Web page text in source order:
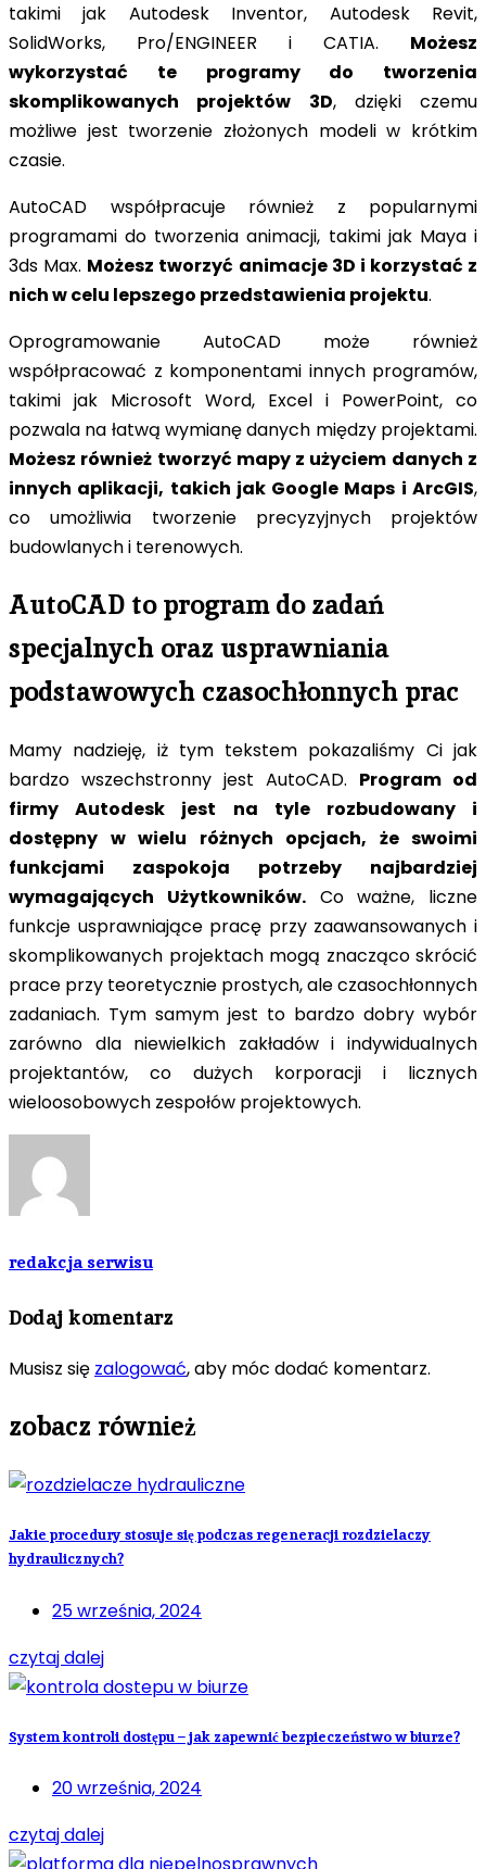
takimi jak Autodesk Inventor, Autodesk Revit,
SolidWorks, Pro/ENGINEER i CATIA. Możesz
wykorzystać te programy do tworzenia
skomplikowanych projektów 3D, dzięki czemu
możliwe jest tworzenie złożonych modeli w krótkim
czasie.
AutoCAD współpracuje również z popularnymi
programami do tworzenia animacji, takimi jak Maya i
3ds Max. Możesz tworzyć animacje 3D i korzystać z
nich w celu lepszego przedstawienia projektu.
Oprogramowanie AutoCAD może również
współpracować z komponentami innych programów,
takimi jak Microsoft Word, Excel i PowerPoint, co
pozwala na łatwą wymianę danych między projektami.
Możesz również tworzyć mapy z użyciem danych z
innych aplikacji, takich jak Google Maps i ArcGIS,
co umożliwia tworzenie precyzyjnych projektów
budowlanych i terenowych.
AutoCAD to program do zadań
specjalnych oraz usprawniania
podstawowych czasochłonnych prac
Mamy nadzieję, iż tym tekstem pokazaliśmy Ci jak
bardzo wszechstronny jest AutoCAD. Program od
firmy Autodesk jest na tyle rozbudowany i
dostępny w wielu różnych opcjach, że swoimi
funkcjami zaspokoja potrzeby najbardziej
wymagających Użytkowników.Co ważne, liczne
funkcje usprawniające pracę przy zaawansowanych i
skomplikowanych projektach mogą znacząco skrócić
prace przy teoretycznie prostych, ale czasochłonnych
zadaniach. Tym samym jest to bardzo dobry wybór
zarówno dla niewielkich zakładów i indywidualnych
projektantów, co dużych korporacji i licznych
wieloosobowych zespołów projektowych.
redakcja serwisu
Dodaj komentarz
Musisz się zalogować, aby móc dodać komentarz.
zobacz również
Jakie procedury stosuje się podczas regeneracji rozdzielaczy
hydraulicznych?
25 września, 2024
czytaj dalej
System kontroli dostępu – jak zapewnić bezpieczeństwo w biurze?
20 września, 2024
czytaj dalej